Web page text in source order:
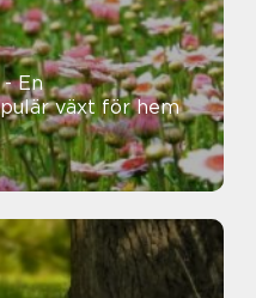
En
växt för hem